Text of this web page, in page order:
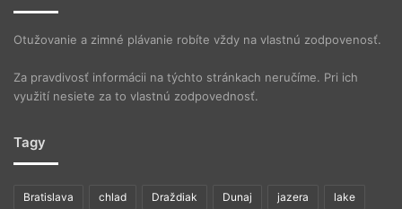
Otužovanie a zimné plávanie robíte vždy na vlastnú zodpovenosť.
Za pravdivosť informácii na týchto stránkach neručíme. Pri ich
využití nesiete za to vlastnú zodpovednosť.
Tagy
Bratislava chlad Draždiak Dunaj jazera lake